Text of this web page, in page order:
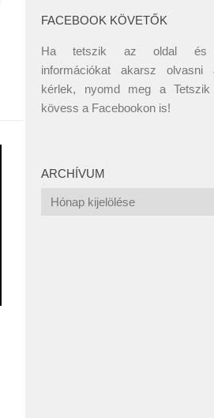
FACEBOOK KÖVETŐK
Ha tetszik az oldal és
információkat akarsz olvasni
kérlek, nyomd meg a
kövess a Facebookon is!
ARCHÍVUM
Archívum